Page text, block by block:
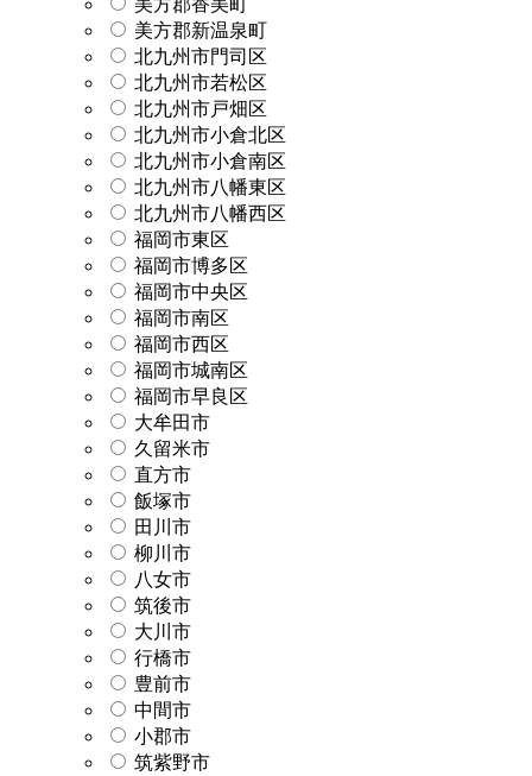
美方郡新温泉町
北九州市門司区
北九州市若松区
北九州市戸畑区
北九州市小倉北区
北九州市小倉南区
北九州市八幡東区
北九州市八幡西区
福岡市東区
福岡市博多区
福岡市中央区
福岡市南区
福岡市西区
福岡市城南区
福岡市早良区
大牟田市
久留米市
直方市
飯塚市
田川市
柳川市
八女市
筑後市
大川市
行橋市
豊前市
中間市
小郡市
筑紫野市